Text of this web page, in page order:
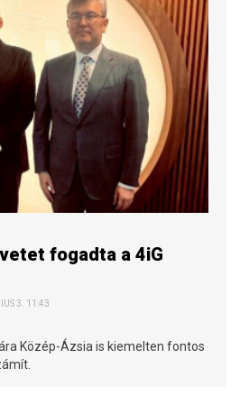
fogadta a 4iG
3. 11:43
Közép-Ázsia is kiemelten fontos